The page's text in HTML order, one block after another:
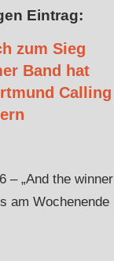
Eintrag:
zum Sieg
Band hat
Calling
– „And the winner
am Wochenende